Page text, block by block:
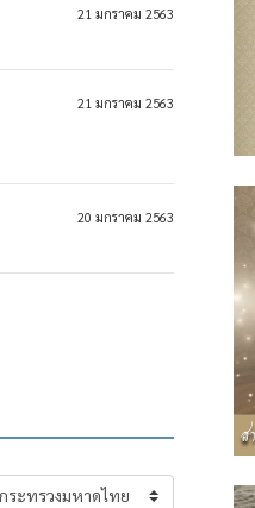
21 มกราคม 2563
21 มกราคม 2563
20 มกราคม 2563